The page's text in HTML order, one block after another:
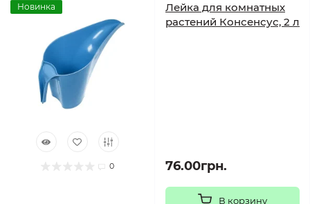
Новинка
0
Лейка для комнатных
растений Консенсус, 2 л
76.00грн.
В корзину